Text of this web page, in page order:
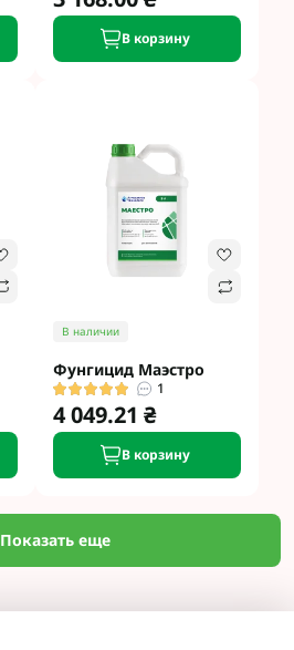
В корзину
В наличии
Фунгицид Маэстро
1
4 049.21 ₴
В корзину
Показать еще